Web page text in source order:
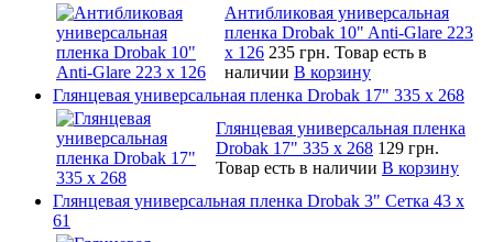
Антибликовая универсальная
пленка Drobak 10" Anti-Glare 223
x 126 235 грн. Товар есть в
наличии В корзину
Глянцевая универсальная пленка Drobak 17" 335 х 268
Глянцевая универсальная пленка
Drobak 17" 335 х 268 129 грн.
Товар есть в наличии В корзину
Глянцевая универсальная пленка Drobak 3" Сетка 43 x
61